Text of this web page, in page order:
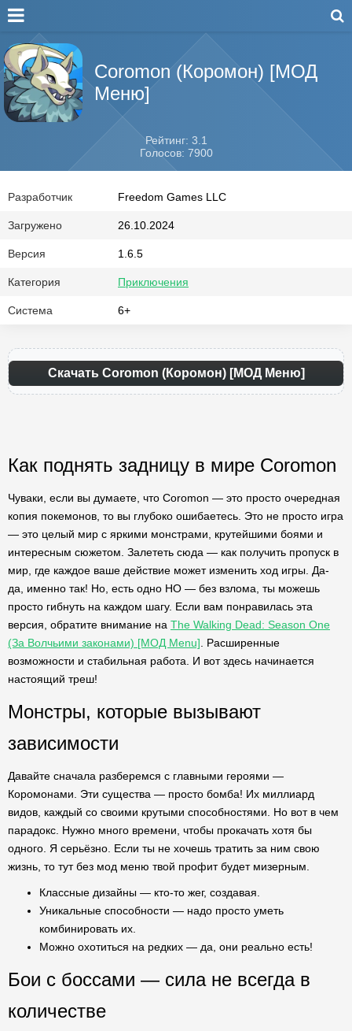
Coromon (Коромон) [МОД
Меню]
Рейтинг: 3.1
Голосов: 7900
Разработчик Freedom Games LLC
Загружено 26.10.2024
Версия 1.6.5
Категория Приключения
Система 6+
Скачать Coromon (Коромон) [МОД Меню]
Как поднять задницу в мире Coromon
Чуваки, если вы думаете, что Coromon — это просто очередная
копия покемонов, то вы глубоко ошибаетесь. Это не просто игра
— это целый мир с яркими монстрами, крутейшими боями и
интересным сюжетом. Залететь сюда — как получить пропуск в
мир, где каждое ваше действие может изменить ход игры. Да-
да, именно так! Но, есть одно НО — без взлома, ты можешь
просто гибнуть на каждом шагу. Если вам понравилась эта
версия, обратите внимание на The Walking Dead: Season One
(За Волчьими законами) [МОД Menu] . Расширенные
возможности и стабильная работа. И вот здесь начинается
настоящий треш!
Монстры, которые вызывают
зависимости
Давайте сначала разберемся с главными героями —
Коромонами. Эти существа — просто бомба! Их миллиард
видов, каждый со своими крутыми способностями. Но вот в чем
парадокс. Нужно много времени, чтобы прокачать хотя бы
одного. Я серьёзно. Если ты не хочешь тратить за ним свою
жизнь, то тут без мод меню твой профит будет мизерным.
Классные дизайны — кто-то жег, создавая.
Уникальные способности — надо просто уметь
комбинировать их.
Можно охотиться на редких — да, они реально есть!
Бои с боссами — сила не всегда в
количестве